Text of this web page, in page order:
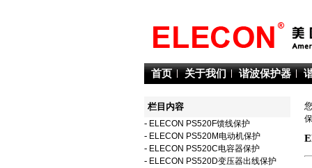
首页 关于我们 谐波保护器
栏目内容
- ELECON PS520F馈线保护
- ELECON PS520M电动机保护
- ELECON PS520C电容器保护
- ELECON PS520D变压器出线保护